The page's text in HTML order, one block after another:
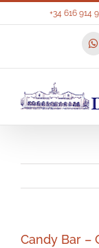
+34 616 914
Candy Bar –